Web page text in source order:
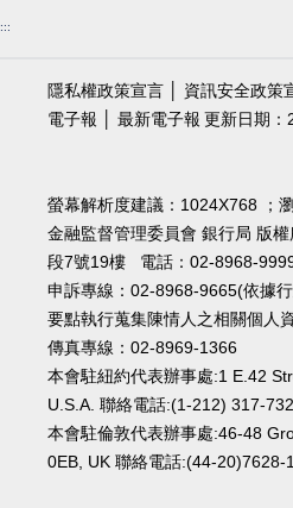
:::
隱私權政策宣言 資訊安全政策
電子報
最新電子報 更新日期：
螢幕解析度建議：1024X768 ；
金融監督管理委員會 銀行局 版
段7號19樓 電話：02-8968-
申訴專線：02-8968-9665(依據
要點執行蒐集陳情人之相關個人
傳真專線：02-8969-1366
本會駐紐約代表辦事處:1 E.42
U.S.A. 聯絡電話:(1-212) 317-
本會駐倫敦代表辦事處:46-48
0EB, UK 聯絡電話:(44-20)7628-